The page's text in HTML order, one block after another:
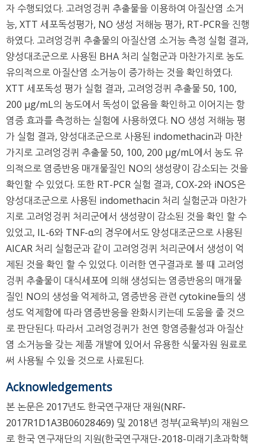
자 수행되었다. 고려엉겅퀴 추출물을 이용하여 아질산염 소거
능, XTT 세포독성평가, NO 생성 저해능 평가, RT-PCR을 진행
하였다. 고려엉겅퀴 추출물의 아질산염 소거능 측정 실험 결과,
양성대조군으로 사용된 BHA 처리 실험군과 마찬가지로 농도
유의적으로 아질산염 소거능이 증가하는 것을 확인하였다.
XTT 세포독성 평가 실험 결과, 고려엉겅퀴 추출물 50, 100,
200 μg/mL의 농도에서 독성이 없음을 확인하고 이어지는 항
염증 효과를 측정하는 실험에 사용하였다. NO 생성 저해능 평
가 실험 결과, 양성대조군으로 사용된 indomethacin과 마찬
가지로 고려엉겅퀴 추출물 50, 100, 200 μg/mL에서 농도 유
의적으로 염증반응 매개물질인 NO의 생성량이 감소되는 것을
확인할 수 있었다. 또한 RT-PCR 실험 결과, COX-2와 iNOS은
양성대조군으로 사용된 indomethacin 처리 실험군과 마찬가
지로 고려엉겅퀴 처리군에서 생성량이 감소된 것을 확인 할 수
있었고, IL-6와 TNF-α의 경우에서도 양성대조군으로 사용된
AICAR 처리 실험군과 같이 고려엉겅퀴 처리군에서 생성이 억
제된 것을 확인 할 수 있었다. 이러한 연구결과로 볼 때 고려엉
겅퀴 추출물이 대식세포에 의해 생성되는 염증반응의 매개물
질인 NO의 생성을 억제하고, 염증반응 관련 cytokine들의 생
성도 억제함에 따라 염증반응을 완화시키는데 도움을 줄 것으
로 판단된다. 따라서 고려엉겅퀴가 천연 항염증활성과 아질산
염 소거능을 갖는 제품 개발에 있어서 유용한 식물자원 원료로
써 사용될 수 있을 것으로 사료된다.
Acknowledgements
본 논문은 2017년도 한국연구재단 재원(NRF-
2017R1D1A3B06028469) 및 2018년 정부(교육부)의 재원으
로 한국 연구재단의 지원(한국연구재단-2018-미래기초과학핵